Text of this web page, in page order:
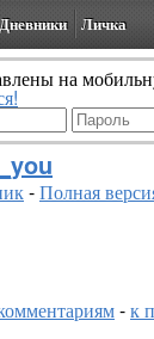
Дневники Личка
на
-Полная
-к